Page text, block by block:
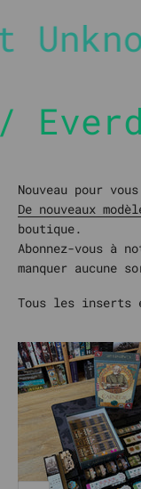
//
De nouveaux
boutique.
Abonnez-vous à
manquer aucune
Tous les inserts